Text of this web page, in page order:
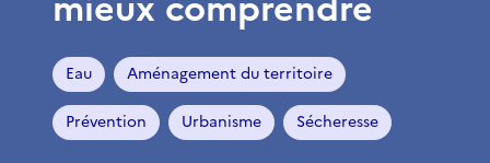
Eau Aménagement du territoire
Prévention Urbanisme Sécheresse